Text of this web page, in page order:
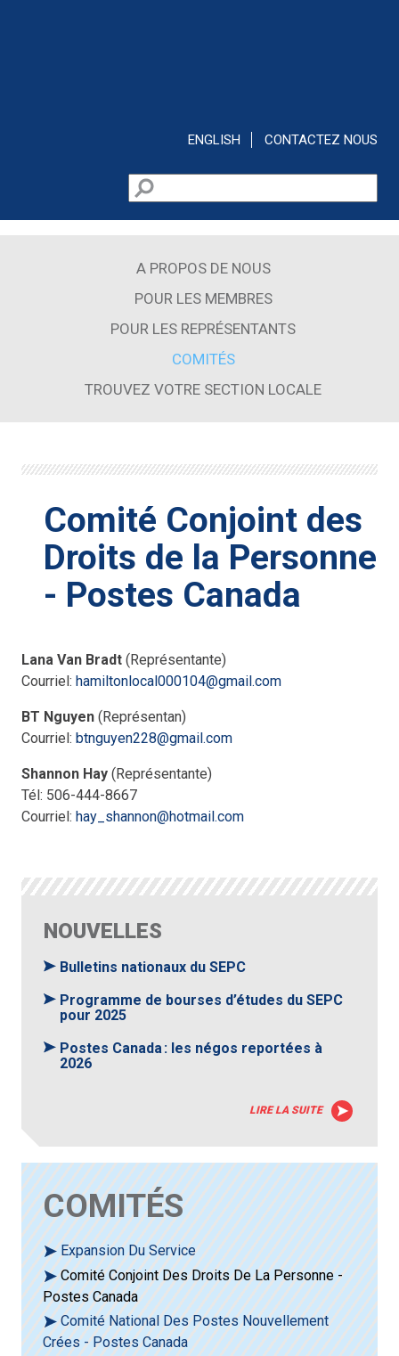
ENGLISH CONTACTEZ NOUS
Formulaire de recherche
Rechercher
A PROPOS DE NOUS
POUR LES MEMBRES
POUR LES REPRÉSENTANTS
COMITÉS
TROUVEZ VOTRE SECTION LOCALE
Comité Conjoint des
Droits de la Personne
- Postes Canada
Lana Van Bradt (Représentante)
Courriel: hamiltonlocal000104@gmail.com
BT Nguyen (Représentan)
Courriel: btnguyen228@gmail.com
Shannon Hay (Représentante)
Tél: 506-444-8667
Courriel: hay_shannon@hotmail.com
NOUVELLES
Bulletins nationaux du SEPC
Programme de bourses d’études du SEPC
pour 2025
Postes Canada : les négos reportées à
2026
LIRE LA SUITE
COMITÉS
Expansion Du Service
Comité Conjoint Des Droits De La Personne -
Postes Canada
Comité National Des Postes Nouvellement
Crées - Postes Canada